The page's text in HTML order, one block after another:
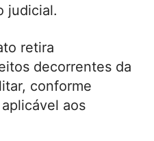
judicial.
retira
decorrentes da
conforme
aos